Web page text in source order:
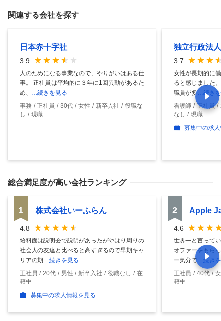
関連する会社を探す
日本赤十字社
3.9
人のためになる事業なので、やりがいはある仕
事。 正社員は平均的に３年に1回異動があるた
め、
…続きを見る
事務
正社員 30代 女性 新卒入社
役職な
し
現職
独立行政法
3.7
女性が長期的に
ると感じました
職員が多…続き
看護師
正社員
なし
現職
募集中の求
総合満足度が高い会社ランキング
1 株式会社いーふらん
4.8
給料面は説明会で説明があったがやはり周りの
社会人の友達と比べると高すぎるので早期キャ
リアの期 …続きを見る
正社員
20代 男性 新卒入社 役職なし
在
籍中
募集中の求人情報を見る
2 Apple
4.6
世界一と言って
オファーをもら
ー気分で …続き
正社員
40代
籍中